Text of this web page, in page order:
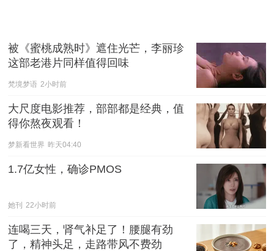
被《蜜桃成熟时》遮住光芒，李丽珍
这部老港片同样值得回味
梵境梦语 2小时前
大尺度电影推荐，部部都是经典，值
得你熬夜观看！
梦新看世界 昨天04:40
1.7亿女性，确诊PMOS
她刊 22小时前
连喝三天，肾气补足了！腰腿有劲
了，精神头足，走路带风不费劲